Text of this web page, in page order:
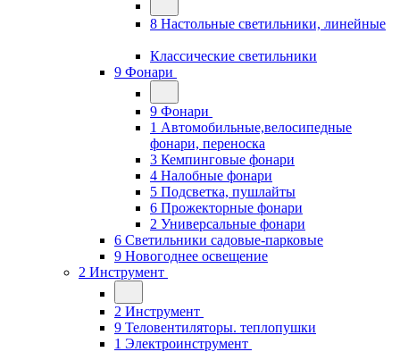
8 Настольные светильники, линейные
Классические светильники
9 Фонари
9 Фонари
1 Автомобильные,велосипедные
фонари, переноска
3 Кемпинговые фонари
4 Налобные фонари
5 Подсветка, пушлайты
6 Прожекторные фонари
2 Универсальные фонари
6 Светильники садовые-парковые
9 Новогоднее освещение
2 Инструмент
2 Инструмент
9 Теловентиляторы. теплопушки
1 Электроинструмент